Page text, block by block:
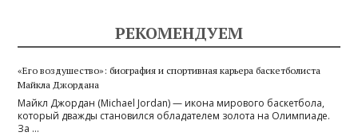
РЕКОМЕНДУЕМ
«Его воздушество»: биография и спортивная карьера баскетболиста
Майкла Джордана
Майкл Джордан (Michael Jordan) — икона мирового баскетбола,
который дважды становился обладателем золота на Олимпиаде.
За …